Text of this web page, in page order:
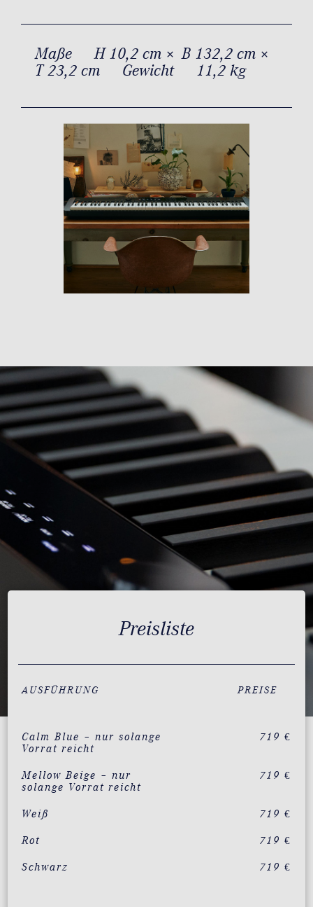
Maße
H 10,2 cm × B 132,2 cm ×
T 23,2 cm
Gewicht 11,2 kg
Preisliste
AUSFÜHRUNG PREISE
Calm Blue – nur solange
Vorrat reicht
719 €
Mellow Beige – nur
solange Vorrat reicht
719 €
Weiß 719 €
Rot 719 €
Schwarz 719 €